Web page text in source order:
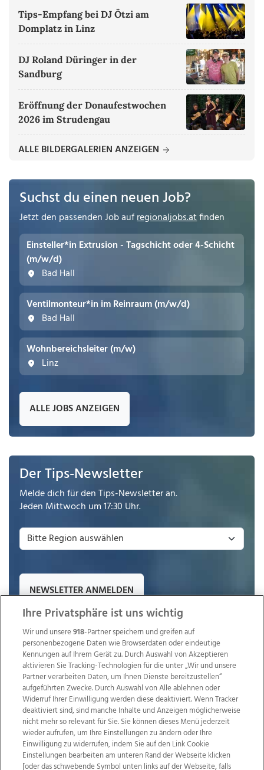
Tips-Empfang bei DJ Ötzi am
Domplatz in Linz
DJ Roland Düringer in der
Sandburg
Eröffnung der Donaufestwochen
2026 im Strudengau
ALLE BILDERGALERIEN ANZEIGEN
Suchst du einen neuen Job?
Jetzt den passenden Job aufregionaljobs.atfinden
Einsteller*in Extrusion - Tagschicht oder 4-Schicht
(m/w/d)
Bad Hall
Ventilmonteur*in im Reinraum (m/w/d)
Bad Hall
Wohnbereichsleiter (m/w)
Linz
ALLE JOBS ANZEIGEN
Der Tips-Newsletter
Melde dich für den Tips-Newsletter an.
Jeden Mittwoch um 17:30 Uhr.
NEWSLETTER ANMELDEN
Wir über uns Mediadaten Kontakt Jobs
Ihre Privatsphäre ist uns wichtig
Wir und unsere918-Partner speichern und greifen auf
personenbezogene Daten wie Browserdaten oder eindeutige
Kennungen auf Ihrem Gerät zu. Durch Auswahl von Akzeptieren
aktivieren Sie Tracking-Technologien für die unter „Wir und unsere
Partner verarbeiten Daten, um Ihnen Dienste bereitzustellen“
aufgeführten Zwecke. Durch Auswahl von Alle ablehnen oder
Widerruf Ihrer Einwilligung werden diese deaktiviert. Wenn Tracker
deaktiviert sind, sind manche Inhalte und Anzeigen möglicherweise
nicht mehr so relevant für Sie. Sie können dieses Menü jederzeit
wieder aufrufen, um Ihre Einstellungen zu ändern oder Ihre
Einwilligung zu widerrufen, indem Sie auf den Link Cookie
Einstellungen bearbeiten am unteren Rand der Webseite klicken
[oder das schwebende Symbol unten links auf der Webseite, falls